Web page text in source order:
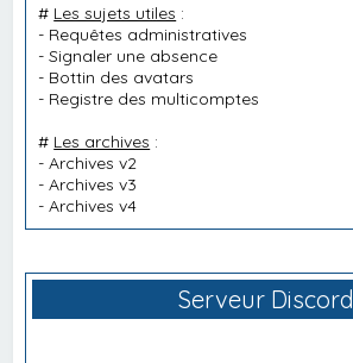
# Les sujets utiles :
- Requêtes administratives
-Signaler une absence
- Bottin des avatars
- Registre des multicomptes
# Les archives :
-Archives v2
-Archives v3
-Archives v4
Serveur Discord